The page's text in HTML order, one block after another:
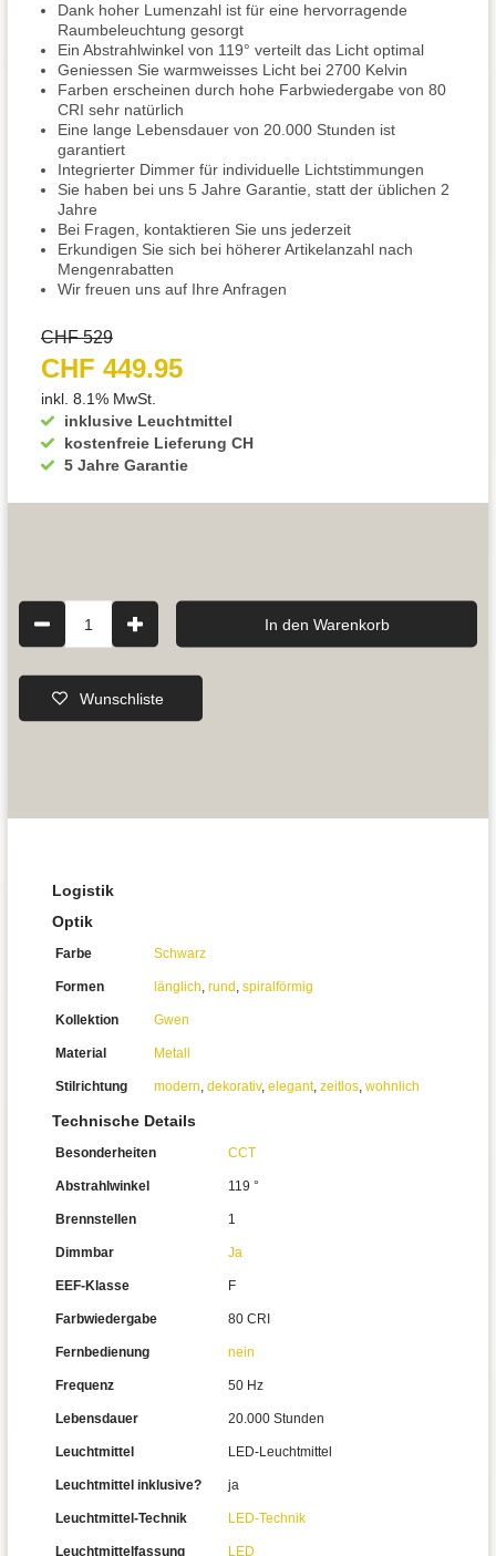
Dank hoher Lumenzahl ist für eine hervorragende
Raumbeleuchtung gesorgt
Ein Abstrahlwinkel von 119° verteilt das Licht optimal
Geniessen Sie warmweisses Licht bei 2700 Kelvin
Farben erscheinen durch hohe Farbwiedergabe von 80
CRI sehr natürlich
Eine lange Lebensdauer von 20.000 Stunden ist
garantiert
Integrierter Dimmer für individuelle Lichtstimmungen
Sie haben bei uns 5 Jahre Garantie, statt der üblichen 2
Jahre
Bei Fragen, kontaktieren Sie uns jederzeit
Erkundigen Sie sich bei höherer Artikelanzahl nach
Mengenrabatten
Wir freuen uns auf Ihre Anfragen
inklusive Leuchtmittel
kostenfreie Lieferung CH
5 Jahre Garantie
CHF 529
CHF 449.95
inkl. 8.1% MwSt.
1 In den Warenkorb
Wunschliste
Logistik
Optik
Farbe Schwarz
Formen länglich, rund , spiralförmig
Kollektion Gwen
Material Metall
Stilrichtung modern, dekorativ, elegant, zeitlos, wohnlich
Technische Details
Besonderheiten CCT
Abstrahlwinkel 119 °
Brennstellen 1
Dimmbar Ja
EEF-Klasse F
Farbwiedergabe 80 CRI
Fernbedienung nein
Frequenz 50 Hz
Lebensdauer 20.000 Stunden
Leuchtmittel LED-Leuchtmittel
Leuchtmittel inklusive? ja
Leuchtmittel-Technik LED-Technik
Leuchtmittelfassung LED